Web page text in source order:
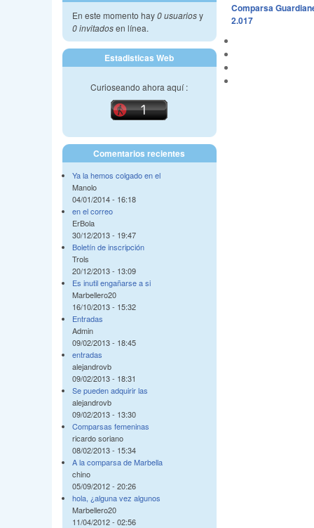
En este momento hay0 usuariosy
0 invitadosen línea.
Estadisticas Web
Curioseando ahora aquí :
Comentarios recientes
Ya la hemos colgado en el
Manolo
04/01/2014 - 16:18
en el correo
ErBola
30/12/2013 - 19:47
Boletín de inscripción
Trols
20/12/2013 - 13:09
Es inutil engañarse a si
Marbellero20
16/10/2013 - 15:32
Entradas
Admin
09/02/2013 - 18:45
entradas
alejandrovb
09/02/2013 - 18:31
Se pueden adquirir las
alejandrovb
09/02/2013 - 13:30
Comparsas femeninas
ricardo soriano
08/02/2013 - 15:34
A la comparsa de Marbella
chino
05/09/2012 - 20:26
hola, ¿alguna vez algunos
Marbellero20
11/04/2012 - 02:56
Comparsa
2.017